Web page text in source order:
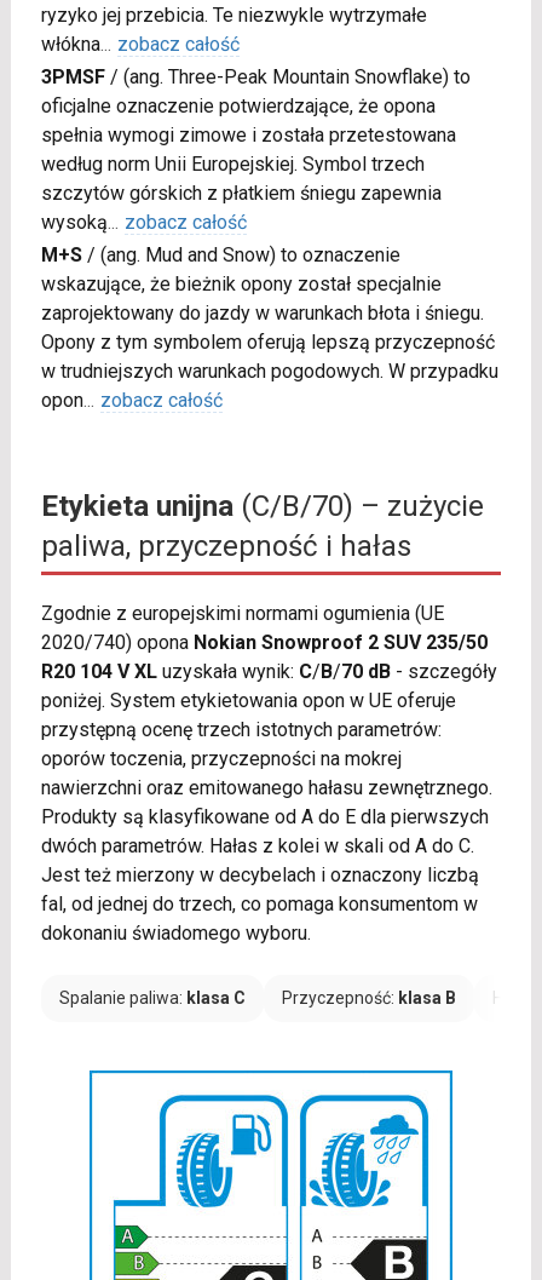
ryzyko jej przebicia. Te niezwykle wytrzymałe
włókna... zobacz całość
3PMSF/ (ang. Three-Peak Mountain Snowflake) to
oficjalne oznaczenie potwierdzające, że opona
spełnia wymogi zimowe i została przetestowana
według norm Unii Europejskiej. Symbol trzech
szczytów górskich z płatkiem śniegu zapewnia
wysoką... zobacz całość
M+S/ (ang. Mud and Snow) to oznaczenie
wskazujące, że bieżnik opony został specjalnie
zaprojektowany do jazdy w warunkach błota i śniegu.
Opony z tym symbolem oferują lepszą przyczepność
w trudniejszych warunkach pogodowych. W przypadku
opon... zobacz całość
Etykieta unijna(C/B/70) – zużycie
paliwa, przyczepność i hałas
Zgodnie z europejskimi normami ogumienia (UE
2020/740) opona Nokian Snowproof 2 SUV 235/50
R20 104 V XLuzyskała wynik: C/B/70 dB- szczegóły
poniżej. System etykietowania opon w UE oferuje
przystępną ocenę trzech istotnych parametrów:
oporów toczenia, przyczepności na mokrej
nawierzchni oraz emitowanego hałasu zewnętrznego.
Produkty są klasyfikowane od A do E dla pierwszych
dwóch parametrów. Hałas z kolei w skali od A do C.
Jest też mierzony w decybelach i oznaczony liczbą
fal, od jednej do trzech, co pomaga konsumentom w
dokonaniu świadomego wyboru.
Spalanie paliwa: klasa C Przyczepność: klasa B